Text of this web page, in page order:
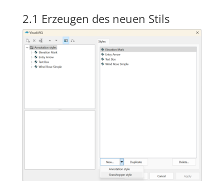
2.1 Erzeugen des neuen Stils